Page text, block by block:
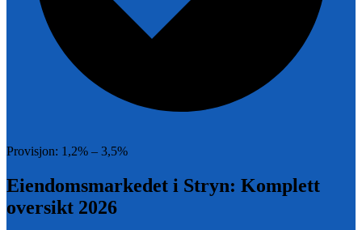
Provisjon: 1,2% – 3,5%
Eiendomsmarkedet i Stryn: Komplett
oversikt 2026